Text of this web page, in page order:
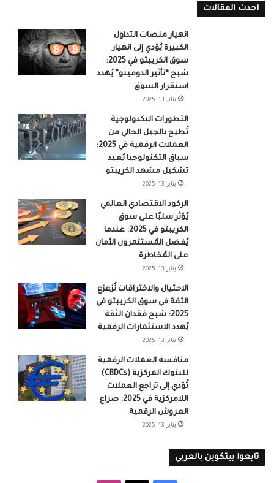
احدث المقالات
انهيار منصات التداول
الكبيرة يُؤدي إلى انهيار
سوق الكريبتو في 2025:
شبح “تأثير الدومينو” يُهدد
استقرار السوق
يناير 13, 2025
التطورات التكنولوجية
تُطيح بالجيل الحالي من
العملات الرقمية في 2025:
سباق التكنولوجيا يُعيد
تشكيل مشهد الكريبتو
يناير 13, 2025
الركود الاقتصادي العالمي
يُؤثر سلبًا على سوق
الكريبتو في 2025: عندما
يُفضل المُستثمرون الأمان
على المُخاطرة
يناير 13, 2025
الاحتيال والاختراقات تُزعزع
الثقة في سوق الكريبتو في
2025: شبح فقدان الثقة
يُهدد الاستثمارات الرقمية
يناير 13, 2025
منافسة العملات الرقمية
للبنوك المركزية (CBDCs)
تُؤدي إلى تراجع العملات
اللامركزية في 2025: صراع
العروش الرقمية
يناير 13, 2025
تابعوا بيتكوين بالعربي